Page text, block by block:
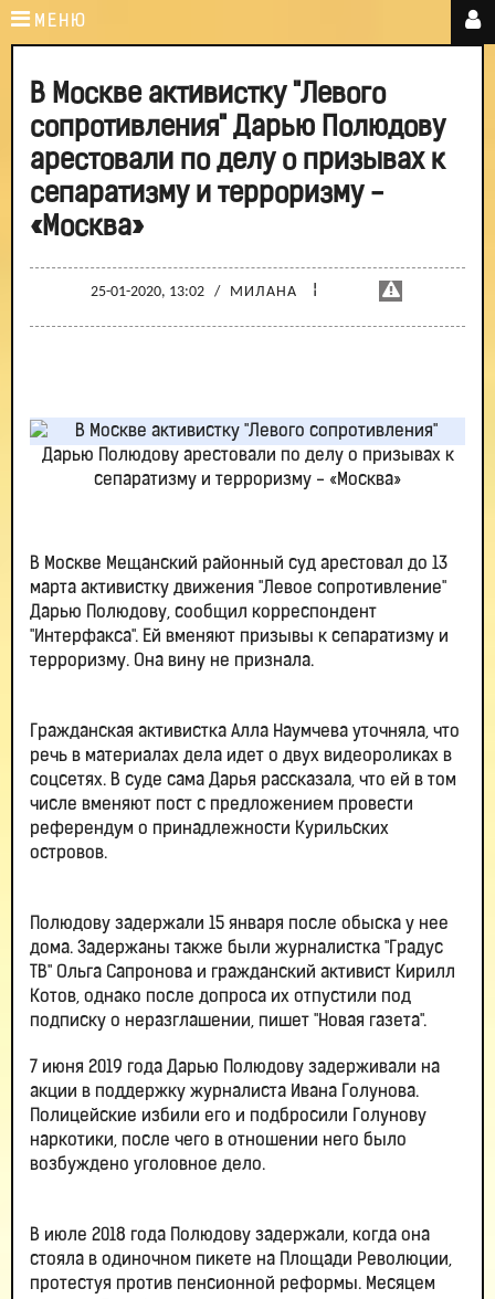
МЕНЮ
В Москве активистку "Левого
сопротивления" Дарью Полюдову
арестовали по делу о призывах к
сепаратизму и терроризму -
«Москва»
25-01-2020, 13:02 / МИЛАНА ¦
В Москве Мещанский районный суд арестовал до 13
марта активистку движения "Левое сопротивление"
Дарью Полюдову, сообщил корреспондент
"Интерфакса". Ей вменяют призывы к сепаратизму и
терроризму. Она вину не признала.
Гражданская активистка Алла Наумчева уточняла, что
речь в материалах дела идет о двух видеороликах в
соцсетях. В суде сама Дарья рассказала, что ей в том
числе вменяют пост с предложением провести
референдум о принадлежности Курильских
островов.
Полюдову задержали 15 января после обыска у нее
дома. Задержаны также были журналистка "Градус
ТВ" Ольга Сапронова и гражданский активист Кирилл
Котов, однако после допроса их отпустили под
подписку о неразглашении, пишет "Новая газета".
7 июня 2019 года Дарью Полюдову задерживали на
акции в поддержку журналиста Ивана Голунова.
Полицейские избили его и подбросили Голунову
наркотики, после чего в отношении него было
возбуждено уголовное дело.
В июле 2018 года Полюдову задержали, когда она
стояла в одиночном пикете на Площади Революции,
протестуя против пенсионной реформы. Месяцем